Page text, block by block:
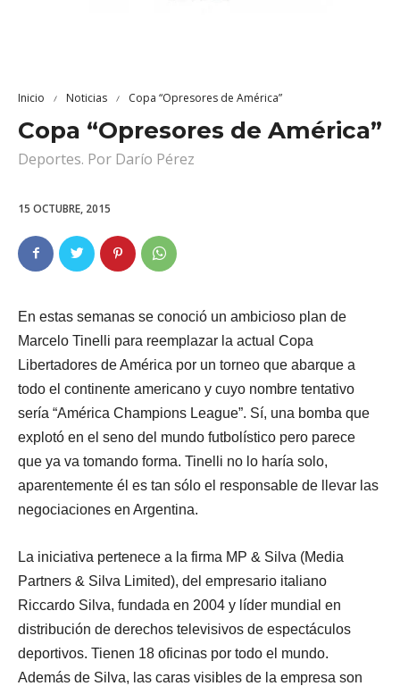
Inicio Noticias Copa “Opresores de América”
Copa “Opresores de América”
Deportes. Por Darío Pérez
15 OCTUBRE, 2015
En estas semanas se conoció un ambicioso plan de
Marcelo Tinelli para reemplazar la actual Copa
Libertadores de América por un torneo que abarque a
todo el continente americano y cuyo nombre tentativo
sería “América Champions League”. Sí, una bomba que
explotó en el seno del mundo futbolístico pero parece
que ya va tomando forma. Tinelli no lo haría solo,
aparentemente él es tan sólo el responsable de llevar las
negociaciones en Argentina.
La iniciativa pertenece a la firma MP & Silva (Media
Partners & Silva Limited), del empresario italiano
Riccardo Silva, fundada en 2004 y líder mundial en
distribución de derechos televisivos de espectáculos
deportivos. Tienen 18 oficinas por todo el mundo.
Además de Silva, las caras visibles de la empresa son